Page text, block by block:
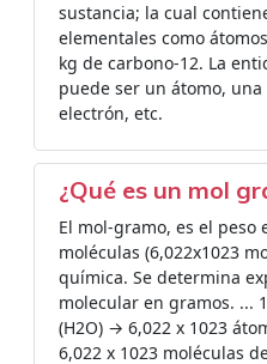
sustancia; la cual
elementales como
kg de carbono-12. La
puede ser un átomo,
electrón, etc.
¿Qué es un mol
El mol-gramo, es el
moléculas (6,022x1023
química. Se determina
molecular en gramos. ...
(H2O) → 6,022 x 1023
6,022 x 1023 moléculas